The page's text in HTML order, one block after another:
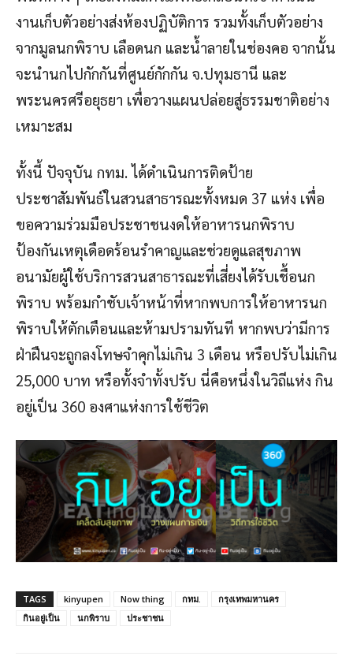
งานเก็บตัวอย่างส่งห้องปฏิบัติการ รวมทั้งเก็บตัวอย่าง
จากมูลนกพิราบ เลือดนก และน้ำลายในช่องคอ จากนั้น
จะนำนกไปกักกันที่ศูนย์กักกัน จ.ปทุมธานี และ
พระนครศรีอยุธยา เพื่อวางแผนปล่อยสู่ธรรมชาติอย่าง
เหมาะสม
ทั้งนี้ ปัจจุบัน กทม. ได้ดำเนินการติดป้าย
ประชาสัมพันธ์ในสวนสาธารณะทั้งหมด 37 แห่ง เพื่อ
ขอความร่วมมือประชาชนงดให้อาหารนกพิราบ
ป้องกันเหตุเดือดร้อนรำคาญและช่วยดูแลสุขภาพ
อนามัยผู้ใช้บริการสวนสาธารณะที่เสี่ยงได้รับเชื้อนก
พิราบ พร้อมกำชับเจ้าหน้าที่หากพบการให้อาหารนก
พิราบให้ตักเตือนและห้ามปรามทันที หากพบว่ามีการ
ฝ่าฝืนจะถูกลงโทษจำคุกไม่เกิน 3 เดือน หรือปรับไม่เกิน
25,000 บาท หรือทั้งจำทั้งปรับ นี่คือหนึ่งในวิถีแห่ง กิน
อยู่เป็น 360 องศาแห่งการใช้ชีวิต
TAGS kinyupen Now thing กทม.
กรุงเทพมหานคร
กินอยู่เป็น
นกพิราบ ประชาชน